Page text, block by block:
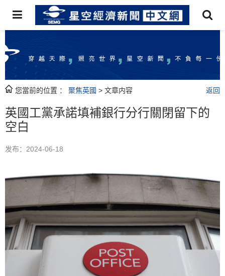
您當前的位置 ： 聚焦英國 > 文章内容 返回
英國工黨承諾填補銀行分行關閉留下的
空白
发布：2024-06-18